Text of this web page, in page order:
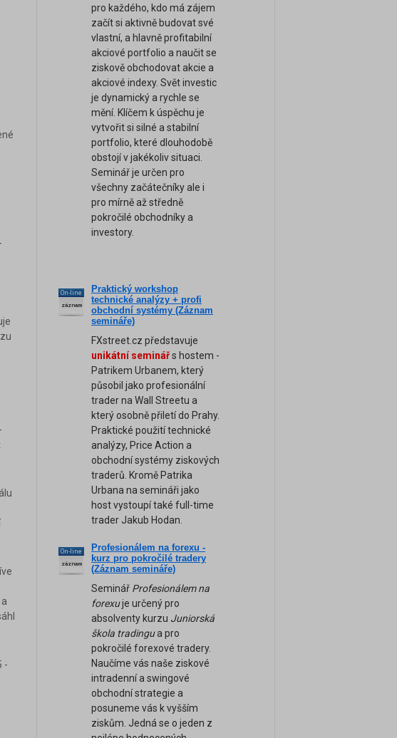
-
pro každého, kdo má zájem
začít si aktivně budovat své
vlastní, a hlavně profitabilní
akciové portfolio a naučit se
ziskově obchodovat akcie a
akciové indexy. Svět investic
je dynamický a rychle se
mění. Klíčem k úspěchu je
vytvořit si silné a stabilní
portfolio, které dlouhodobě
obstojí v jakékoliv situaci.
Seminář je určen pro
všechny začátečníky ale i
pro mírně až středně
pokročilé obchodníky a
investory.
On-line
záznam
Praktický workshop
technické analýzy + profi
obchodní systémy (Záznam
semináře)
FXstreet.cz představuje
unikátní seminářs hostem -
Patrikem Urbanem, který
působil jako profesionální
trader na Wall Streetu a
který osobně přiletí do Prahy.
Praktické použití technické
analýzy, Price Action a
obchodní systémy ziskových
traderů. Kromě Patrika
Urbana na semináři jako
host vystoupí také full-time
trader Jakub Hodan.
On-line
záznam
Profesionálem na forexu -
kurz pro pokročilé tradery
(Záznam semináře)
Seminář Profesionálem na
forexuje určený pro
absolventy kurzu Juniorská
škola tradingua pro
pokročilé forexové tradery.
Naučíme vás naše ziskové
intradenní a swingové
obchodní strategie a
posuneme vás k vyšším
ziskům. Jedná se o jeden z